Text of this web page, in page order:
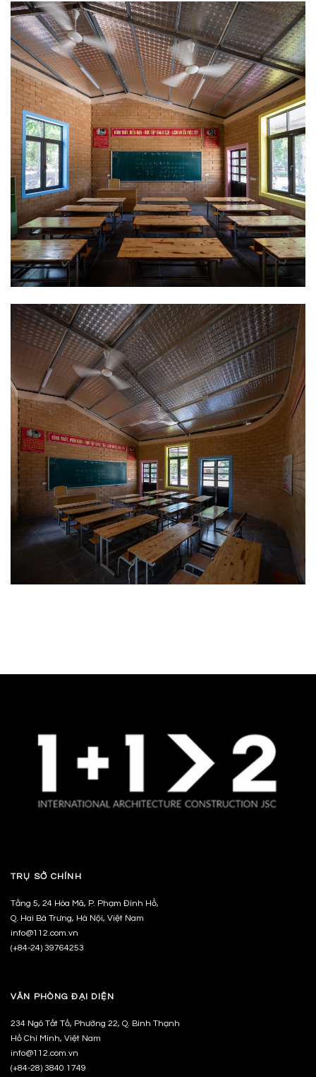
TRỤ SỞ CHÍNH
Tầng 5, 24 Hòa Mã, P. Phạm Đình Hổ,
Q. Hai Bà Trưng, Hà Nội, Việt Nam
info@112.com.vn
(+84-24) 39764253
VĂN PHÒNG ĐẠI DIỆN
234 Ngô Tất Tố, Phường 22, Q. Bình Thạnh
Hồ Chí Minh, Việt Nam
info@112.com.vn
(+84-28) 3840 1749